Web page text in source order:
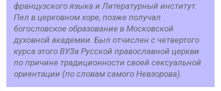
французского языка и Литературный институт.
Пел в церковном хоре, позже получал
богословское образование в Московской
духовной академии. Был отчислен с четвертого
курса этого ВУЗа Русской православной церкви
по причине традиционности своей сексуальной
ориентации (по словам самого Невзорова).